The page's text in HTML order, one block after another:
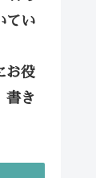
てい
お役
書き